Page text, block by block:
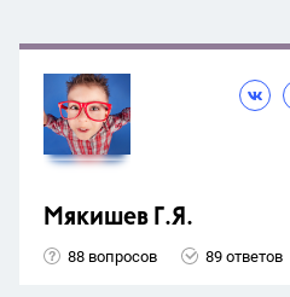
Мякишев Г.Я.
88 вопросов 89 ответов